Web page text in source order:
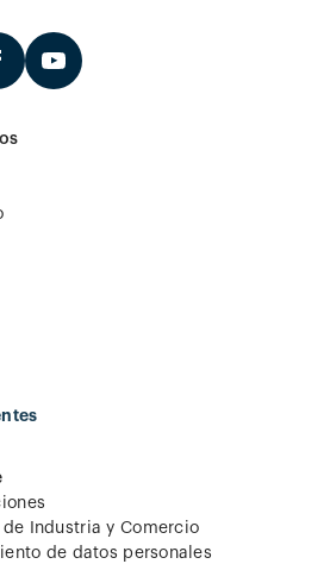
Industria y Comercio
de datos personales